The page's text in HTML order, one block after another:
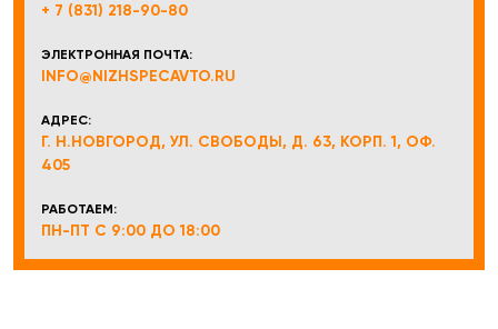
+ 7 (831) 218-90-80
ЭЛЕКТРОННАЯ ПОЧТА:
INFO@NIZHSPECAVTO.RU
АДРЕС:
Г. Н.НОВГОРОД, УЛ. СВОБОДЫ, Д. 63, КОРП. 1, ОФ.
405
РАБОТАЕМ:
ПН-ПТ С 9:00 ДО 18:00